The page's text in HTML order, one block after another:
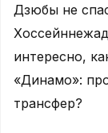
Дзюбы не
интересно,
«Динамо»:
трансфер?